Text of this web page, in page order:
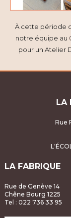
À cette période
notre équipe au
pour un Atelier
LA
Rue
LA FABRIQUE
Rue de Genève 14
Chêne Bourg 1225
Tel : 022 736 33 95